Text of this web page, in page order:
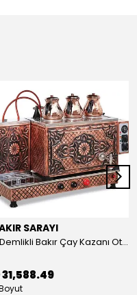
SARAYI
3 Demlikli Bakır Çay Kazanı Otomatik, 30 Litre